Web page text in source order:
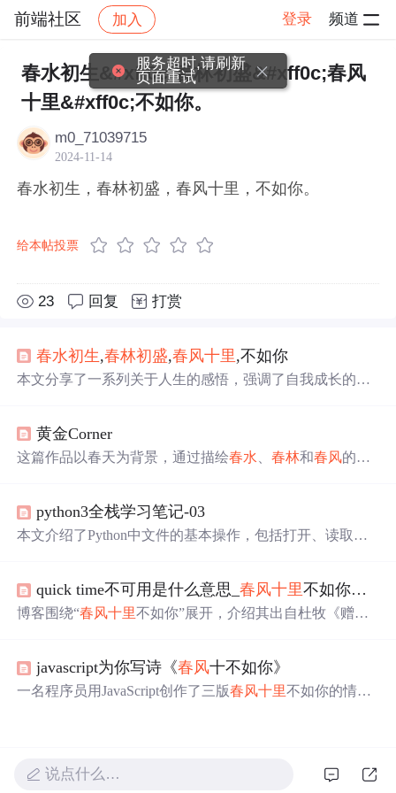
前端社区 加入 登录 频道
社区 前端社区 感慨 帖子详情
春水初生&#xff0c;春林初盛&#xff0c;春风
十里&#xff0c;不如你。
m0_71039715
2024-11-14
春水初生，春林初盛，春风十里，不如你。
给本帖投票
23 回复 打赏
春水初生,春林初盛,春风十里,不如你
本文分享了一系列关于人生的感悟，强调了自我成长的重
黄金Corner
这篇作品以春天为背景，通过描绘春水 、春林和春风的美
python3全栈学习笔记-03
本文介绍了Python中文件的基本操作，包括打开、读取、
合的概念与操作方法。
quick time不可用是什么意思_春风十里不如你，用了什么典故，是什么意思？
博客围绕“春风十里不如你”展开，介绍其出自杜牧《赠别
春偶像剧，体现了唐诗宋词对后人的影响力。
javascript为你写诗《春风十不如你》
一名程序员用JavaScript创作了三版春风十里不如你的情
说点什么…
服务超时,请刷新
页面重试